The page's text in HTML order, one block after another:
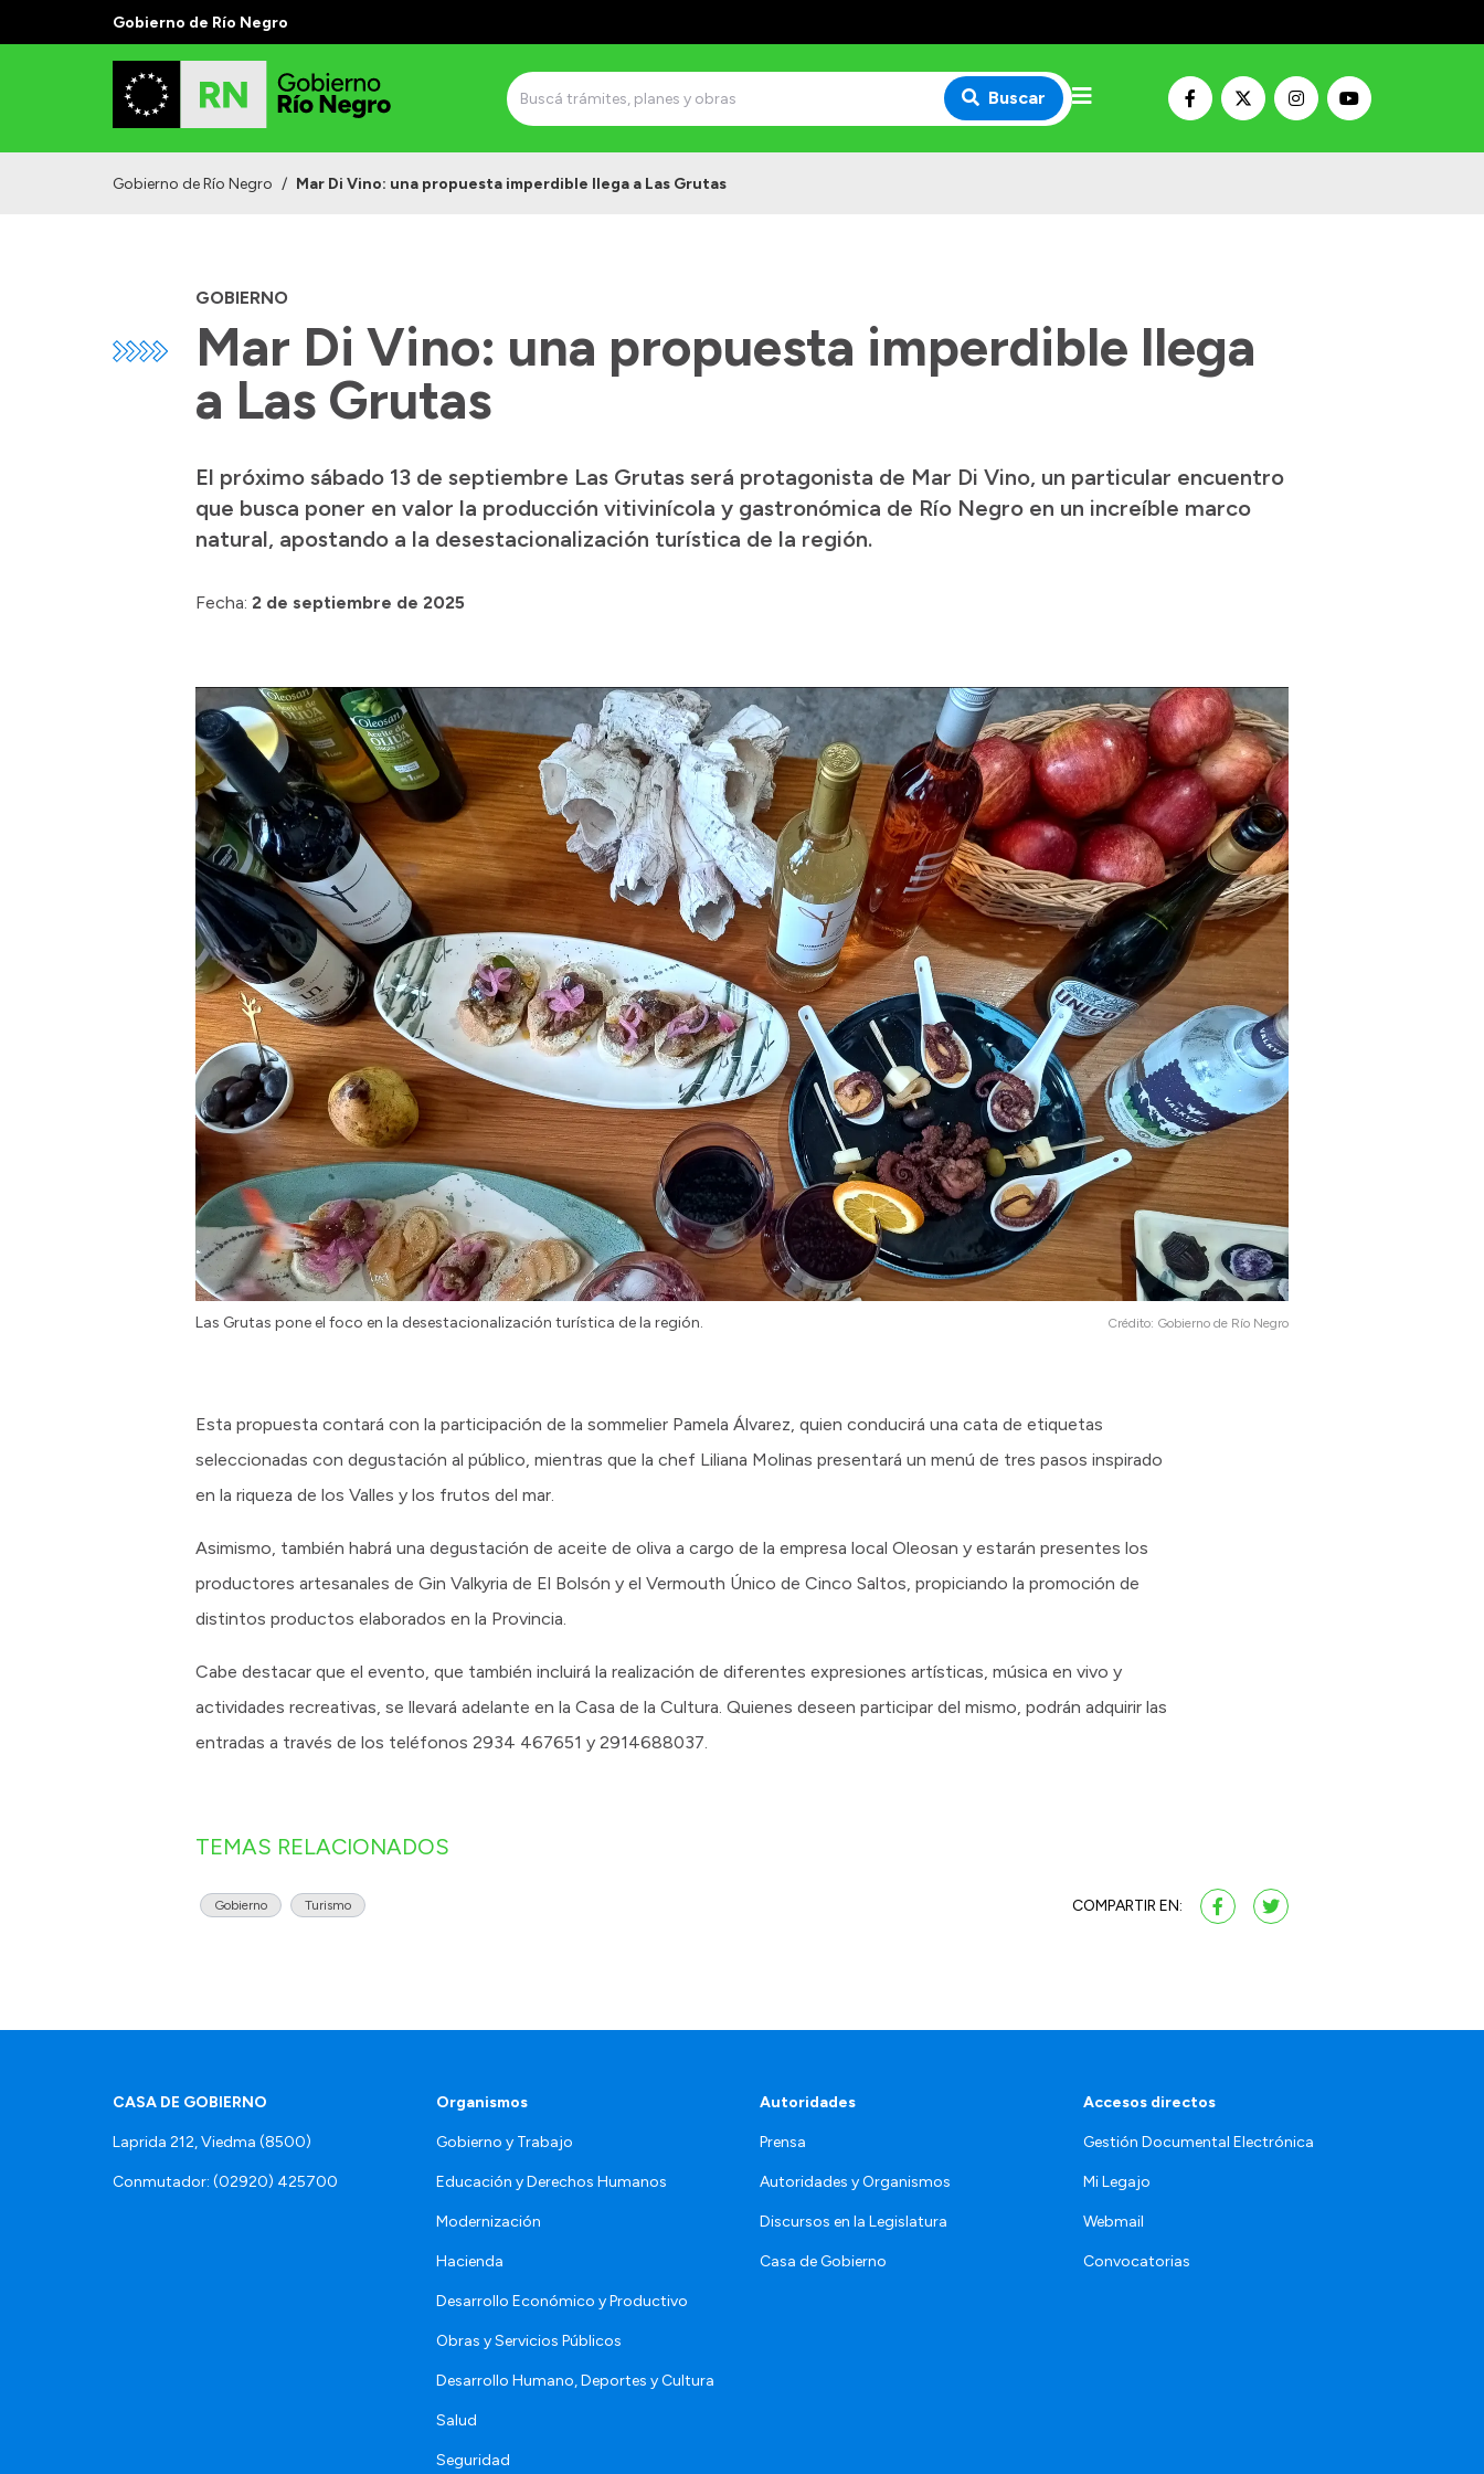
Gobierno de Río Negro
Buscar
Gobierno de Río Negro / Mar Di Vino: una propuesta imperdible llega a Las Grutas
GOBIERNO
Mar Di Vino: una propuesta imperdible llega
a Las Grutas
El próximo sábado 13 de septiembre Las Grutas será protagonista de Mar Di Vino, un particular encuentro
que busca poner en valor la producción vitivinícola y gastronómica de Río Negro en un increíble marco
natural, apostando a la desestacionalización turística de la región.
Fecha: 2 de septiembre de 2025
Las Grutas pone el foco en la desestacionalización turística de la región. Crédito: Gobierno de Río Negro
Esta propuesta contará con la participación de la sommelier Pamela Álvarez, quien conducirá una cata de etiquetas
seleccionadas con degustación al público, mientras que la chef Liliana Molinas presentará un menú de tres pasos inspirado
en la riqueza de los Valles y los frutos del mar.
Asimismo, también habrá una degustación de aceite de oliva a cargo de la empresa local Oleosan y estarán presentes los
productores artesanales de Gin Valkyria de El Bolsón y el Vermouth Único de Cinco Saltos, propiciando la promoción de
distintos productos elaborados en la Provincia.
Cabe destacar que el evento, que también incluirá la realización de diferentes expresiones artísticas, música en vivo y
actividades recreativas, se llevará adelante en la Casa de la Cultura. Quienes deseen participar del mismo, podrán adquirir las
entradas a través de los teléfonos 2934 467651 y 2914688037.
TEMAS RELACIONADOS
Gobierno Turismo COMPARTIR EN:
CASA DE GOBIERNO
Laprida 212, Viedma (8500)
Conmutador: (02920) 425700
Organismos
Gobierno y Trabajo
Educación y Derechos Humanos
Modernización
Hacienda
Desarrollo Económico y Productivo
Obras y Servicios Públicos
Desarrollo Humano, Deportes y Cultura
Salud
Seguridad
Autoridades
Prensa
Autoridades y Organismos
Discursos en la Legislatura
Casa de Gobierno
Accesos directos
Gestión Documental Electrónica
Mi Legajo
Webmail
Convocatorias